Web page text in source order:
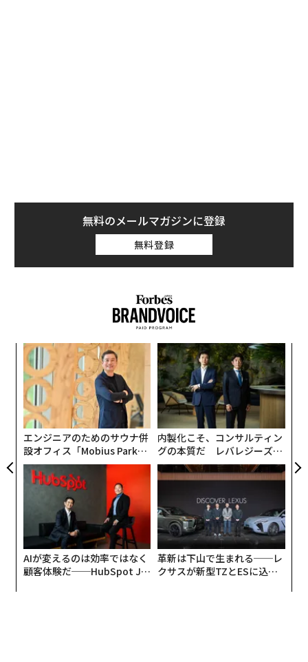
しかし、監督があのショーン・ベイカーだ。トランスジ
ェンダーのカップルを主人公に全編をiPhoneで撮影した
「タンジェリン」（2015年）、ディズニー・ワールドの
プロジェクト 真夏の魔法」（2017年）の監督だ。ただ
の「シンデレラストーリー」で終わるわけがない。コピ
ーで気になったのは「その先へ」だった。
ショーン・ベイカー監督の真骨頂
ニューヨークのクラブでストリップダンサーとして働く
アノーラ（マイキー・マディソン）は、店にやって来た
ロシア人の青年イヴァン（マーク・エイデルシュテイ
ン）を接客することになる。ロシア系で少しばかり言葉
が喋れるということで彼の席につくことになったのだ。
無料のメールマガジンに登録
無料登録
エンジニアのためのサウナ併
設オフィス「Mobius Park」
がオープン──タマディック
が健康経営を徹底する理由
内製化こそ、コンサルティン
グの本質だ レバレジーズが
実践する、次世代ファームの
全貌
AIが変えるのは効率ではなく
顧客体験だ──HubSpot Ja
革新は下山で生まれる──レ
クサスが新型TZとESに込め